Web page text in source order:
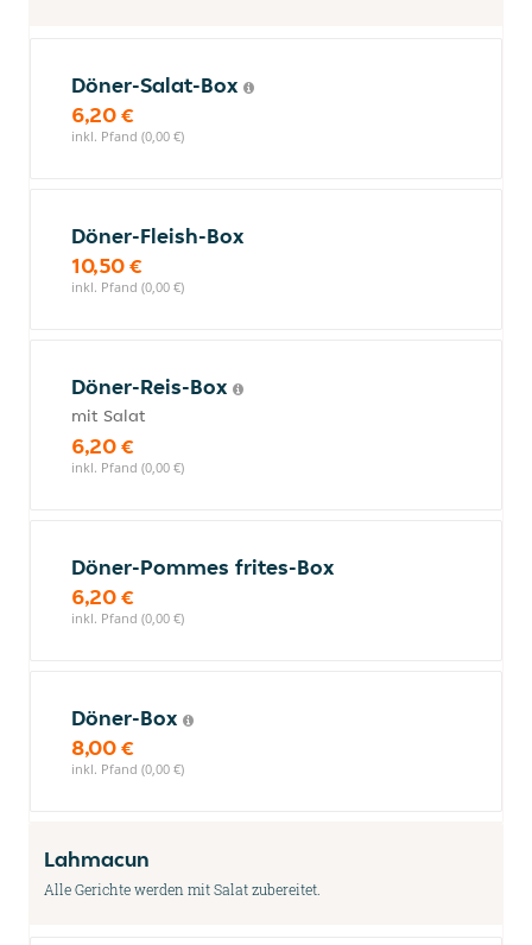
Döner-Salat-Box
6,20 €
inkl. Pfand (0,00 €)
Döner-Fleish-Box
10,50 €
inkl. Pfand (0,00 €)
Döner-Reis-Box
mit Salat
6,20 €
inkl. Pfand (0,00 €)
Döner-Pommes frites-Box
6,20 €
inkl. Pfand (0,00 €)
Döner-Box
8,00 €
inkl. Pfand (0,00 €)
Lahmacun
Alle Gerichte werden mit Salat zubereitet.